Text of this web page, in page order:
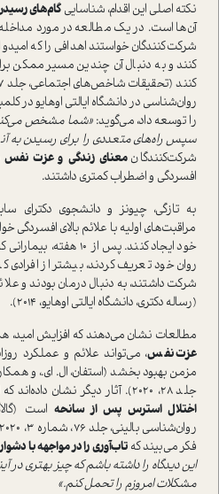
نکته اصلی این اقدام، شناسایی گام‌های
آن‌ها است. در یک مطالعه در مورد مداخله
شرکت‌کنندگان خواستند اهدافی را که
کنند و به دنبال آن چندین مسیر
روان‌شناسی در دانشگاه ایالتی اوهایو در
را توسعه داد، می‌گوید: «شما مشخص
سپس راه‌های متعددی را برای رسیدن به
شرکت‌کنندگانمعنای زندگی و عزت نفس
افسردگی و اضطراب کمتری داشتند.
به تازگی، چیونز و دانشجوی دکترای
مراقبت‌های اولیه با علائم بالای افسردگی
خود ایجاد کنند. پس از
روان خود تعریف کردند، بیشتر از
شرکت داشتند، به دنبال درمان بودند و
(رساله دکتری، دانشگاه ایالتی اوهایو، 2014).
مطالعات نشان می‌دهند که افزایش امید،
عزت نفس، می‌تواند علائم و عملکرد
مزمن بهبود بخشد (استفان، ال. ای.، و
جلد 28، 2020). آثار دیگر نشان داده‌اند که امید یک عامل محافظتی در برابر
اختلال استرس پس از سانحه است
فکر می‌بیند کهتاب‌آوری را در مواجهه با
این دیدگاه را داشته باشم که چیز بهتری در
مشکلات امروزم را تحمل کنم.»